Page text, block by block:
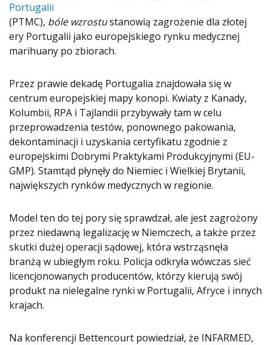
Portugalii
(PTMC), bóle wzrostustanowią zagrożenie dla złotej
ery Portugalii jako europejskiego rynku medycznej
marihuany po zbiorach.
Przez prawie dekadę Portugalia znajdowała się w
centrum europejskiej mapy konopi. Kwiaty z Kanady,
Kolumbii, RPA i Tajlandii przybywały tam w celu
przeprowadzenia testów, ponownego pakowania,
dekontaminacji i uzyskania certyfikatu zgodnie z
europejskimi Dobrymi Praktykami Produkcyjnymi (EU-
GMP). Stamtąd płynęły do Niemiec i Wielkiej Brytanii,
największych rynków medycznych w regionie.
Model ten do tej pory się sprawdzał, ale jest zagrożony
przez niedawną legalizację w Niemczech, a także przez
skutki dużej operacji sądowej, która wstrząsnęła
branżą w ubiegłym roku. Policja odkryła wówczas sieć
licencjonowanych producentów, którzy kierują swój
produkt na nielegalne rynki w Portugalii, Afryce i innych
krajach.
Na konferencji Bettencourt powiedział, że INFARMED,